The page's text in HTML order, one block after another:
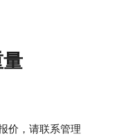
价，请联系管理